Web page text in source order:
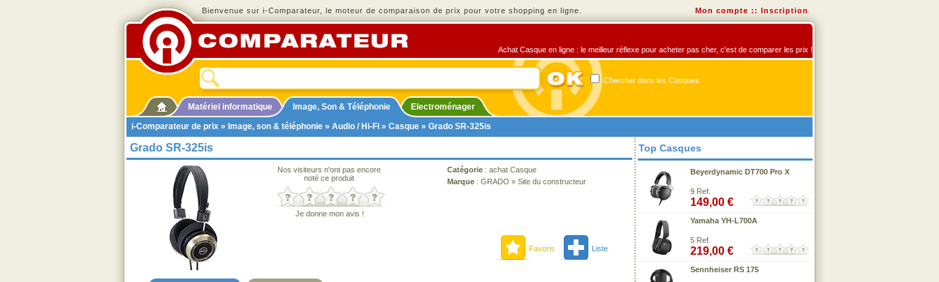
Bienvenue sur i-Comparateur, le moteur de comparaison de prix pour votre shopping en ligne. Mon compte :: Inscription
Achat Casque en ligne : le meilleur réflexe pour acheter pas cher, c'est de comparer les prix !
Chercher dans les Casques
Matériel informatique Image, Son & Téléphonie
Electroménager
i-Comparateur de prix » Image, son & téléphonie » Audio / Hi-Fi » Casque » Grado SR-325is
Grado SR-325is
Nos visiteurs n'ont pas encore
noté ce produit
Je donne mon avis !
Catégorie : achat Casque
Marque : GRADO » Site du constructeur
Favoris Liste
Top Casques
Beyerdynamic DT700 Pro X
9 Ref.
149,00 €
Yamaha YH-L700A
5 Ref.
219,00 €
Sennheiser RS 175